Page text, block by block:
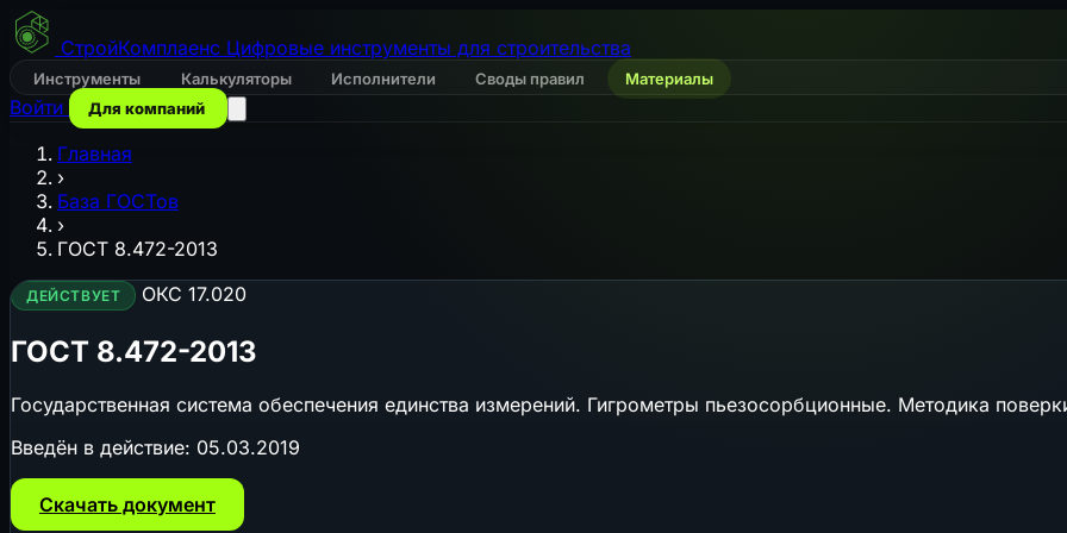
СтройКомплаенс Цифровые инструменты для строительства
Инструменты Калькуляторы Исполнители Своды правил Материалы
Войти Для компаний
Главная
›
База ГОСТов
›
ГОСТ 8.472-2013
ДЕЙСТВУЕТ ОКС 17.020
ГОСТ 8.472-2013
Государственная система обеспечения единства измерений. Гигрометры пьезосорбционные. Методика
Введён в действие: 05.03.2019
Скачать документ